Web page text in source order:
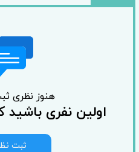
هنوز نظری
اولین نفری
ثبت